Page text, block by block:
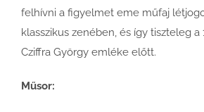
felhívni a figyelmet eme műfaj
klasszikus zenében, és így tiszteleg
Cziffra György emléke előtt.
Műsor: